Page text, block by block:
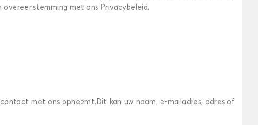
met ons Privacybeleid.
met ons opneemt.Dit kan uw naam, e-mailadres, adres of